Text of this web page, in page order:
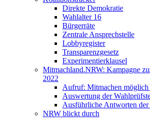
Direkte Demokratie
Wahlalter 16
Bürgerräte
Zentrale Ansprechstelle
Lobbyregister
Transparenzgesetz
Experimentierklausel
Mitmachland.NRW: Kampagne
2022
Aufruf: Mitmachen möglich
Auswertung der
Ausführliche Antworten der
NRW blickt durch